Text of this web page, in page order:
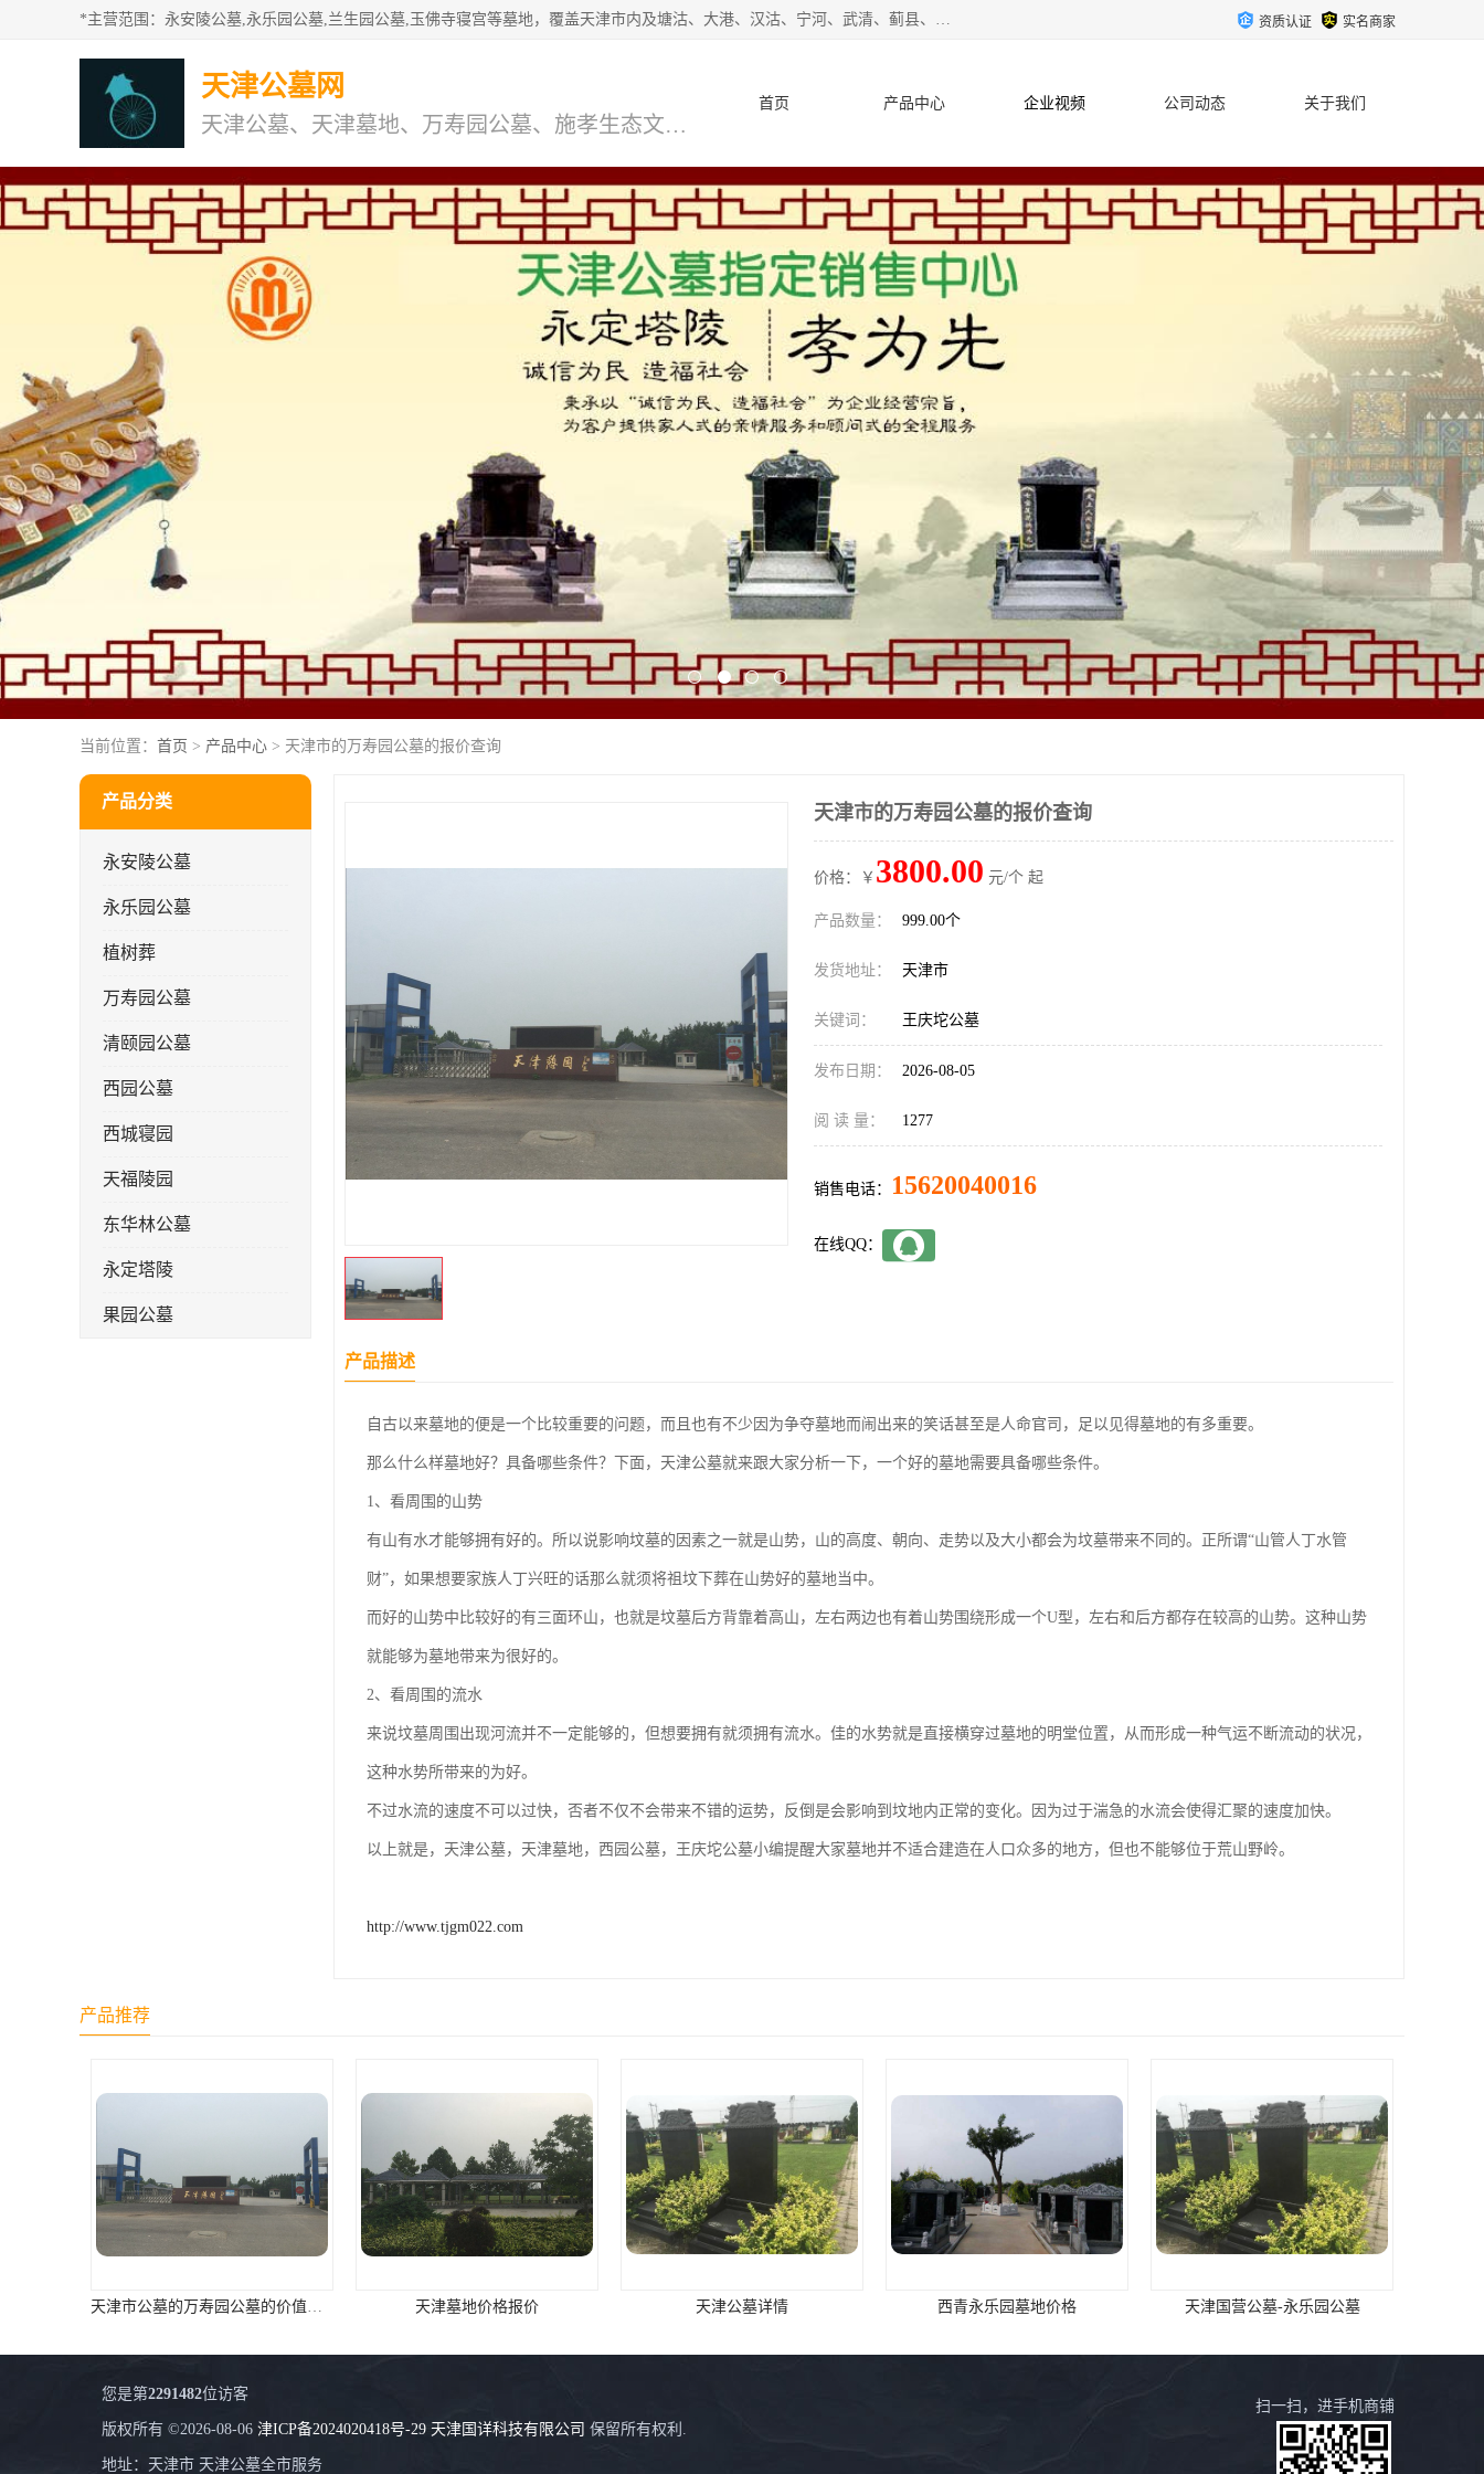
*主营范围：永安陵公墓,永乐园公墓,兰生园公墓,玉佛寺寝宫等墓地，覆盖天津市内及塘沽、大港、汉沽、宁河、武清、蓟县、静海、廊坊、北京、沧州等区域本中心由中国公墓网、天津公墓网、中国陵网、中国周易学会联合推举，我们的团队将会以优质的服务，竭诚为您服务，期待您的来电。 资质认证 实名商家
天津公墓网
天津公墓、天津墓地、万寿园公墓、施孝生态文化陵园
首页 产品中心 企业视频 公司动态 关于我们
当前位置： 首页 > 产品中心 > 天津市的万寿园公墓的报价查询
产品分类
永安陵公墓
永乐园公墓
植树葬
万寿园公墓
清颐园公墓
西园公墓
西城寝园
天福陵园
东华林公墓
永定塔陵
果园公墓
鹤祥园公墓
天津殡葬
天津寝园
北仓公墓
永安陵人文纪念园
永安陵
天津市的万寿园公墓的报价查询
价格：￥ 3800.00 元/个 起
产品数量： 999.00个
发货地址： 天津市
关键词： 王庆坨公墓
发布日期： 2026-08-05
阅 读 量： 1277
销售电话： 15620040016
在线QQ：
产品描述
自古以来墓地的便是一个比较重要的问题，而且也有不少因为争夺墓地而闹出来的笑话甚至是人命官司，足以见得墓地的有多重要。
那么什么样墓地好？具备哪些条件？下面，天津公墓就来跟大家分析一下，一个好的墓地需要具备哪些条件。
1、看周围的山势
有山有水才能够拥有好的。所以说影响坟墓的因素之一就是山势，山的高度、朝向、走势以及大小都会为坟墓带来不同的。正所谓“山管人丁水管
财”，如果想要家族人丁兴旺的话那么就须将祖坟下葬在山势好的墓地当中。
而好的山势中比较好的有三面环山，也就是坟墓后方背靠着高山，左右两边也有着山势围绕形成一个U型，左右和后方都存在较高的山势。这种山势
就能够为墓地带来为很好的。
2、看周围的流水
来说坟墓周围出现河流并不一定能够的，但想要拥有就须拥有流水。佳的水势就是直接横穿过墓地的明堂位置，从而形成一种气运不断流动的状况，
这种水势所带来的为好。
不过水流的速度不可以过快，否者不仅不会带来不错的运势，反倒是会影响到坟地内正常的变化。因为过于湍急的水流会使得汇聚的速度加快。
以上就是，天津公墓，天津墓地，西园公墓，王庆坨公墓小编提醒大家墓地并不适合建造在人口众多的地方，但也不能够位于荒山野岭。
http://www.tjgm022.com
产品推荐
天津市公墓的万寿园公墓的价值咨询 天津墓地价格报价 天津公墓详情 西青永乐园墓地价格 天津国营公墓-永乐园公墓
您是第2291482位访客
版权所有 ©2026-08-06 津ICP备2024020418号-29 天津国详科技有限公司 保留所有权利.
地址：天津市 天津公墓全市服务
扫一扫，进手机商铺